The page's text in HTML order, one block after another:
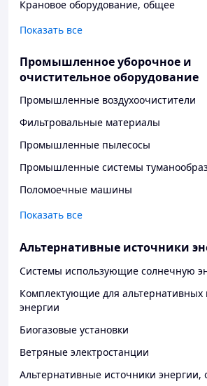
Крановое оборудование, общее
Показать все
Промышленное уборочное и
очистительное оборудование
Промышленные воздухоочистители
Фильтровальные материалы
Промышленные пылесосы
Промышленные системы
Поломоечные машины
Показать все
Альтернативные источники
Системы использующие солнечную
Комплектующие для альтернативных
энергии
Биогазовые установки
Ветряные электростанции
Альтернативные источники энергии,